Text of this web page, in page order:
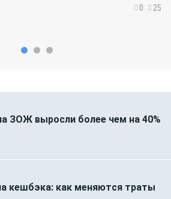
0 25
ЗОЖ выросли более чем на 40%
кешбэка: как меняются траты